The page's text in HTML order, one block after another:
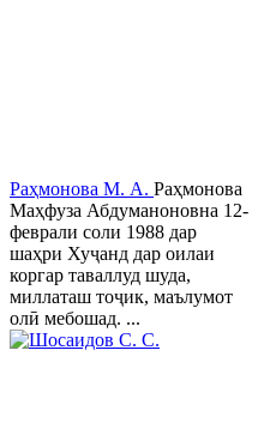
Раҳмонова М. А. Раҳмонова
Маҳфуза Абдуманоновна 12-
феврали соли 1988 дар
шаҳри Хуҷанд дар оилаи
коргар таваллуд шуда,
миллаташ тоҷик, маълумот
олӣ мебошад. ...